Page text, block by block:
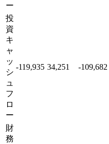
ー
投
資
キ
ャ
ッ
シ
ュ
フ
ロ
ー
-119,935 34,251 -109,682
財
務